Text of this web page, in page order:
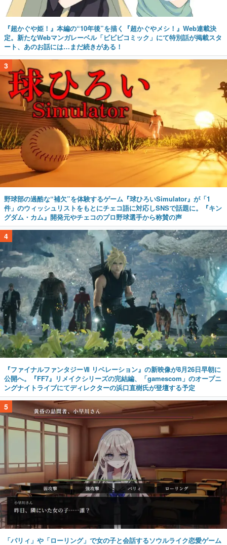
『超かぐや姫！』本編の“10年後”を描く『超かぐやメシ！』Web連載決
定。新たなWebマンガレーベル「ビビビコミック」にて特別話が掲載スタ
ート、あのお話には…まだ続きがある！
3
野球部の過酷な“補欠”を体験するゲーム『球ひろいSimulator』が「1
件」のウィッシュリストをもとにチェコ語に対応しSNSで話題に。『キン
グダム・カム』開発元やチェコのプロ野球選手から称賛の声
4
『ファイナルファンタジーⅦ リベレーション』の新映像が8月26日早朝に
公開へ。『FF7』リメイクシリーズの完結編、「gamescom」のオープニ
ングナイトライブにてディレクターの浜口直樹氏が登壇する予定
5
「パリィ」や「ローリング」で女の子と会話するソウルライク恋愛ゲーム